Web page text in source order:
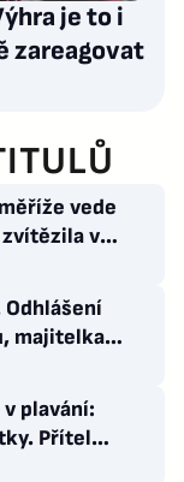
je to i
zareagovat
vede
v
Odhlášení
majitelka
v plavání:
Přítel
mě